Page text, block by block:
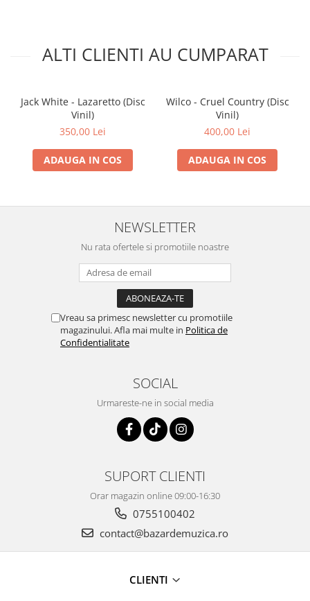
ALTI CLIENTI AU CUMPARAT
Jack White - Lazaretto (Disc
Vinil)
350,00 Lei
ADAUGA IN COS
Wilco - Cruel Country (Disc
Vinil)
400,00 Lei
ADAUGA IN COS
NEWSLETTER
Nu rata ofertele si promotiile noastre
Vreau sa primesc newsletter cu promotiile
magazinului. Afla mai multe in Politica de
Confidentialitate
SOCIAL
Urmareste-ne in social media
SUPORT CLIENTI
Orar magazin online 09:00-16:30
0755100402
contact@bazardemuzica.ro
CLIENTI